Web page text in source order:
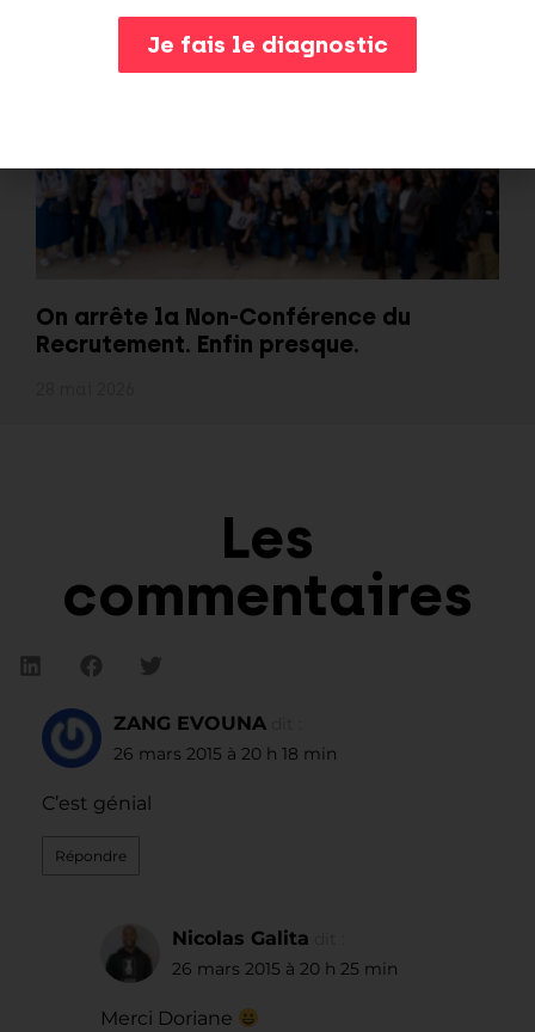
On arrête la Non-Conférence du
Recrutement. Enfin presque.
Les
commentaires
ZANG EVOUNA
26 mars 2015 à 20 h 18 min
C’est génial
Répondre
Nicolas Galita
26 mars 2015 à 20 h 25 min
Merci Doriane
Je fais le diagnostic